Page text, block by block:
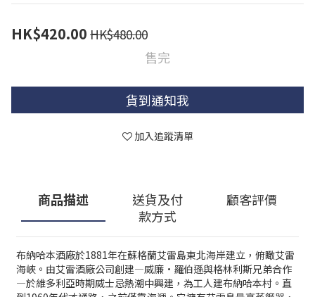
HK$420.00 HK$480.00
售完
貨到通知我
加入追蹤清單
商品描述
送貨及付
款方式
顧客評價
布納哈本酒廠於1881年在蘇格蘭艾雷島東北海岸建立，俯瞰艾雷
海峽。由艾雷酒廠公司創建—威廉·羅伯遜與格林利斯兄弟合作
—於維多利亞時期威士忌熱潮中興建，為工人建布納哈本村。直